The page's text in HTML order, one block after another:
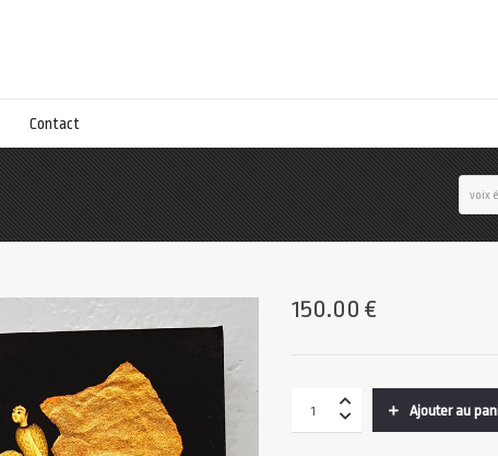
Contact
voix
150.00€
Ajouter au